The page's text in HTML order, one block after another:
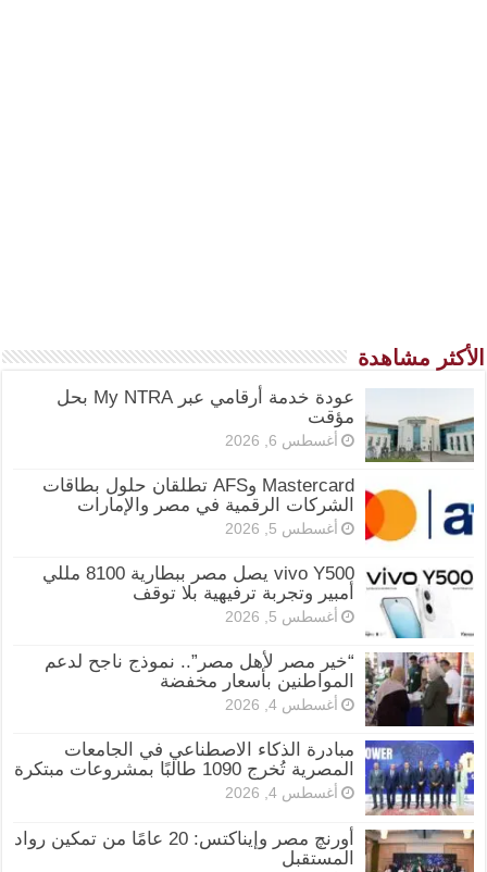
الأكثر مشاهدة
عودة خدمة أرقامي عبر My NTRA بحل
مؤقت
أغسطس 6, 2026
Mastercard وAFS تطلقان حلول بطاقات
الشركات الرقمية في مصر والإمارات
أغسطس 5, 2026
vivo Y500 يصل مصر ببطارية 8100 مللي
أمبير وتجربة ترفيهية بلا توقف
أغسطس 5, 2026
“خير مصر لأهل مصر”.. نموذج ناجح لدعم
المواطنين بأسعار مخفضة
أغسطس 4, 2026
مبادرة الذكاء الاصطناعي في الجامعات
المصرية تُخرج 1090 طالبًا بمشروعات مبتكرة
أغسطس 4, 2026
أورنچ مصر وإيناكتس: 20 عامًا من تمكين رواد
المستقبل